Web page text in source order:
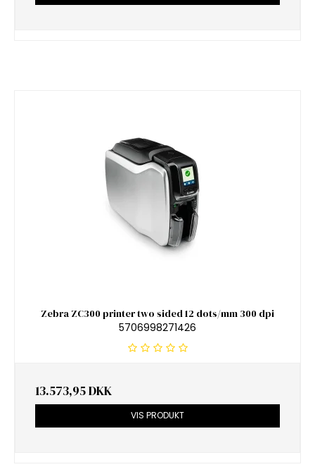
Zebra ZC300 printer two sided 12 dots/mm 300 dpi
5706998271426
13.573,95 DKK
VIS PRODUKT